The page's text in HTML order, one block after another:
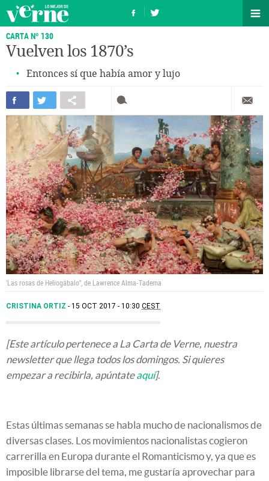
CARTA Nº 130
Vuelven los 1870’s
Entonces sí que había amor y lujo
'Las rosas de Heliogábalo", de Lawrence Alma-Tadema
CRISTINA ORTIZ 15 OCT 2017 - 10:30 CEST
[Este artículo pertenece a La Carta de Verne, nuestra
newsletter que llega todos los domingos. Si quieres
empezar a recibirla, apúntateaquí].
Estas últimas semanas se habla mucho de nacionalismos de
diversas clases. Los movimientos nacionalistas cogieron
carrerilla en Europa durante el Romanticismo y, ya que es
imposible librarse del tema, me gustaría aprovechar para